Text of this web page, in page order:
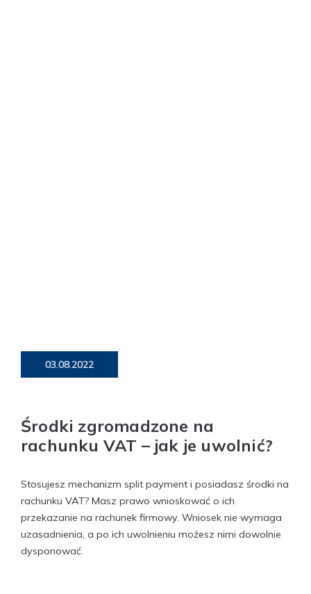
03.08.2022
Środki zgromadzone na
rachunku VAT – jak je uwolnić?
Stosujesz mechanizm split payment i posiadasz środki na
rachunku VAT? Masz prawo wnioskować o ich
przekazanie na rachunek firmowy. Wniosek nie wymaga
uzasadnienia, a po ich uwolnieniu możesz nimi dowolnie
dysponować.